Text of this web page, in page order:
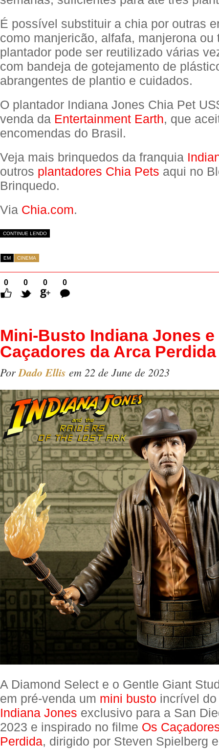
É possível substituir a chia por outras
como manjericão, alfafa, manjerona ou
plantador pode ser reutilizado várias
com bandeja de gotejamento de
abrangentes de plantio e cuidados.
O plantador Indiana Jones Chia Pet
venda da Entertainment Earth, que
encomendas do Brasil.
Veja mais brinquedos da franquia
outros plantadores Chia Pets aqui no
Brinquedo.
Via Chia.com.
CONTINUE LENDO
EM CINEMA
0 0 0
0
Comentários
Mini-Busto Indiana Jones e
Caçadores da Arca Perdida
PorDado Ellis em 22 de June de 2023
A Diamond Select e o Gentle Giant
em pré-venda um mini busto incrível
Indiana Jones exclusivo para a San
2023 e inspirado no filme Os
Perdida, dirigido por Steven Spielberg